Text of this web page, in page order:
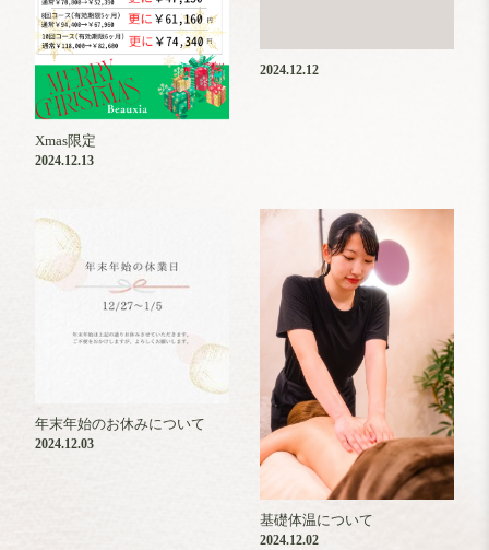
Xmas限定
2024.12.13
2024.12.12
年末年始のお休みについて
2024.12.03
基礎体温について
2024.12.02